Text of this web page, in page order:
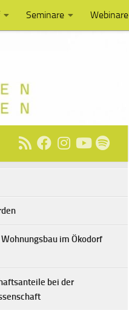
Seminare Webinare
im Ökodorf
bei der